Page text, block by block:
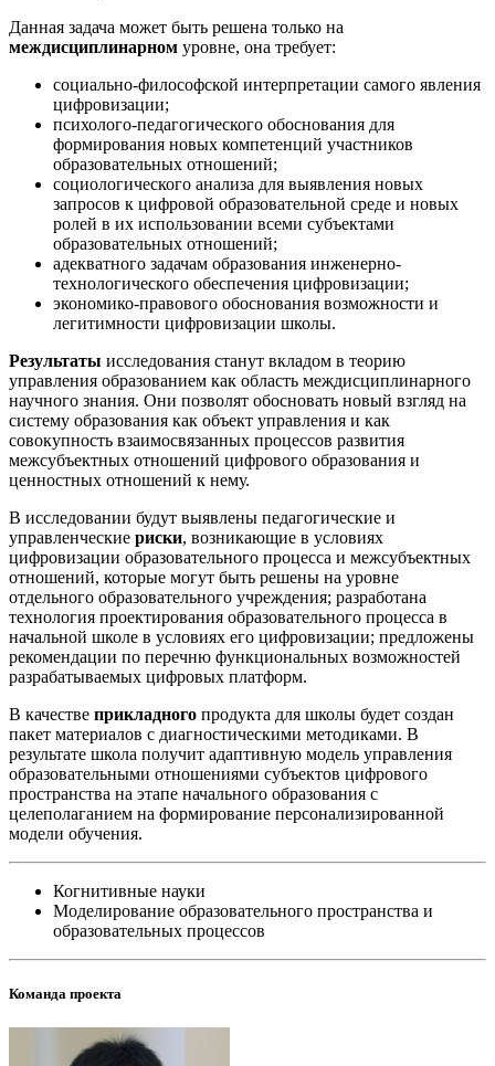
Данная задача может быть решена только на
междисциплинарном уровне, она требует:
социально-философской интерпретации самого явления
цифровизации;
психолого-педагогического обоснования для
формирования новых компетенций участников
образовательных отношений;
социологического анализа для выявления новых
запросов к цифровой образовательной среде и новых
ролей в их использовании всеми субъектами
образовательных отношений;
адекватного задачам образования инженерно-
технологического обеспечения цифровизации;
экономико-правового обоснования возможности и
легитимности цифровизации школы.
Результаты исследования станут вкладом в теорию
управления образованием как область междисциплинарного
научного знания. Они позволят обосновать новый взгляд на
систему образования как объект управления и как
совокупность взаимосвязанных процессов развития
межсубъектных отношений цифрового образования и
ценностных отношений к нему.
В исследовании будут выявлены педагогические и
управленческие риски, возникающие в условиях
цифровизации образовательного процесса и межсубъектных
отношений, которые могут быть решены на уровне
отдельного образовательного учреждения; разработана
технология проектирования образовательного процесса в
начальной школе в условиях его цифровизации; предложены
рекомендации по перечню функциональных возможностей
разрабатываемых цифровых платформ.
В качестве прикладного продукта для школы будет создан
пакет материалов с диагностическими методиками. В
результате школа получит адаптивную модель управления
образовательными отношениями субъектов цифрового
пространства на этапе начального образования с
целеполаганием на формирование персонализированной
модели обучения.
Когнитивные науки
Моделирование образовательного пространства и
образовательных процессов
Команда проекта